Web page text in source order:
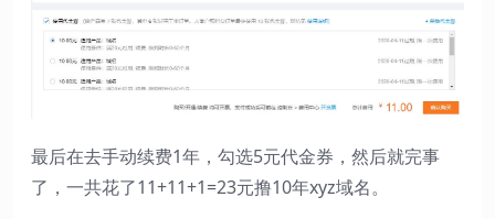
最后在去手动续费1年，勾选5元代金券，然后就完事
了，一共花了11+11+1=23元撸10年xyz域名。